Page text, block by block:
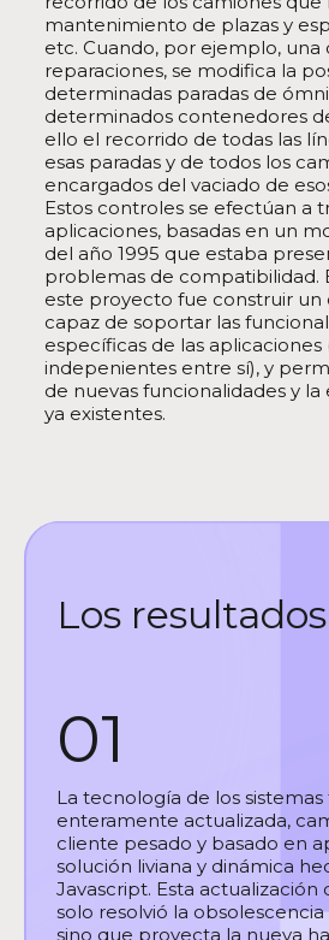
mantenimiento de plazas y
etc. Cuando, por ejemplo, una
reparaciones, se modifica la
determinadas paradas de
determinados contenedores
ello el recorrido de todas las
esas paradas y de todos los
encargados del vaciado de
Estos controles se efectúan a
aplicaciones, basadas en un
del año 1995 que estaba
problemas de compatibilidad.
este proyecto fue construir un
capaz de soportar las
específicas de las
indepenientes entre sí), y
de nuevas funcionalidades y la
ya existentes.
Los resultados
01
La tecnología de los sistemas
enteramente actualizada,
cliente pesado y basado en
solución liviana y dinámica
Javascript. Esta
solo resolvió la
sino que proyecta la nueva